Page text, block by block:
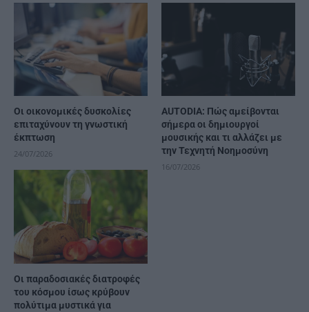
Οι οικονομικές δυσκολίες
επιταχύνουν τη γνωστική
έκπτωση
24/07/2026
AUTODIA: Πώς αμείβονται
σήμερα οι δημιουργοί
μουσικής και τι αλλάζει με
την Τεχνητή Νοημοσύνη
16/07/2026
Οι παραδοσιακές διατροφές
του κόσμου ίσως κρύβουν
πολύτιμα μυστικά για